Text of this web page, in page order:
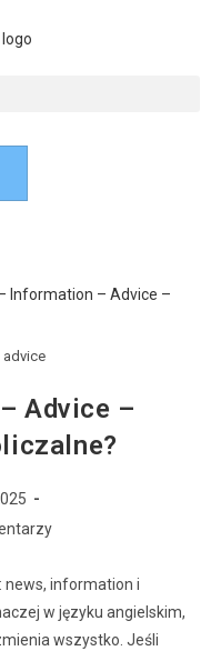
advice
Advice –
news, information i
w języku angielskim,
wszystko. Jeśli